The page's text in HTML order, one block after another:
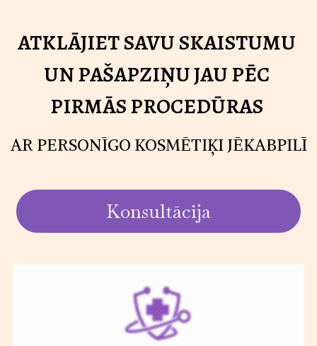
ATKLĀJIET SAVU SKAISTUMU
UN PAŠAPZIŅU JAU PĒC
PIRMĀS PROCEDŪRAS
AR PERSONĪGO KOSMĒTIĶI JĒKABPILĪ
Konsultācija